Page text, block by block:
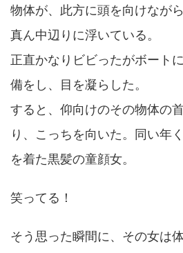
物体が、此方に頭を向けなが
真ん中辺りに浮いている。
正直かなりビビったがボート
備をし、目を凝らした。
すると、仰向けのその物体の
り、こっちを向いた。同い年
を着た黒髪の童顔女。
笑ってる！
そう思った瞬間に、その女は